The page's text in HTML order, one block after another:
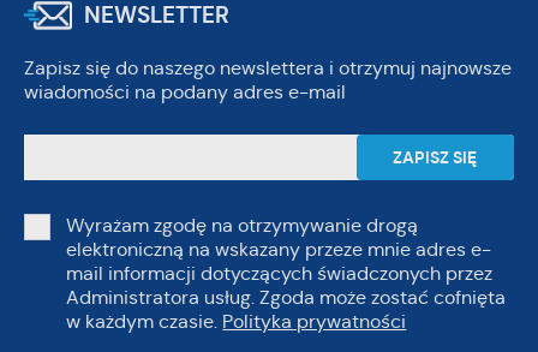
NEWSLETTER
Zapisz się do naszego newslettera i otrzymuj najnowsze
wiadomości na podany adres e-mail
Wyrażam zgodę na otrzymywanie drogą
elektroniczną na wskazany przeze mnie adres e-
mail informacji dotyczących świadczonych przez
Administratora usług. Zgoda może zostać cofnięta
w każdym czasie. Polityka prywatności